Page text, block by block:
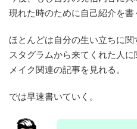
現れた時のために自己紹介を書
ほとんどは自分の生い立ちに
スタグラムから来てくれた人
メイク関連の記事を見れる。
では早速書いていく。